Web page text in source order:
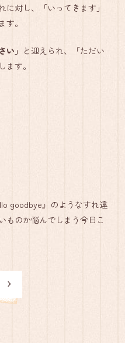
に対し、「いってきます」
す。
い」 と迎えられ、「ただい
ます。
goodbye』のようなすれ違
ものか悩んでしまう今日こ